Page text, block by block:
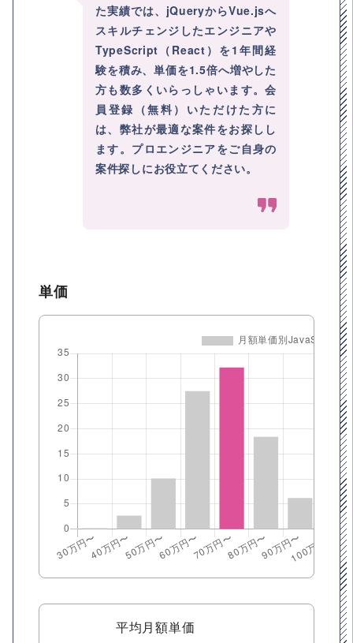
た実績では、jQueryからVue.jsへ
スキルチェンジしたエンジニアや
TypeScript（React）を1年間経
験を積み、単価を1.5倍へ増やした
方も数多くいらっしゃいます。会
員登録（無料）いただけた方に
は、弊社が最適な案件をお探しし
ます。プロエンジニアをご自身の
案件探しにお役立てください。
単価
平均月額単価